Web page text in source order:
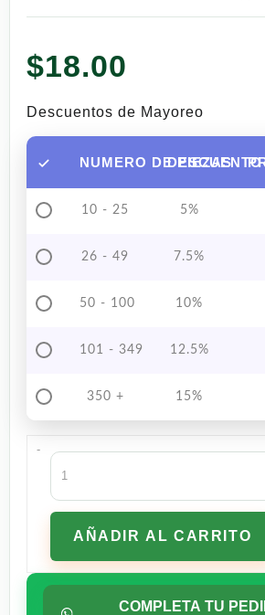
$18.00
Descuentos de Mayoreo
NUMERO DE PIEZAS
DESCUENTO
10 - 25 5%
26 - 49 7.5%
50 - 100 10%
101 - 349 12.5%
350 + 15%
-
Mole
Doña
María
Almendrado
listo
para
servir
AÑADIR AL CARRITO
COMPLETA TU